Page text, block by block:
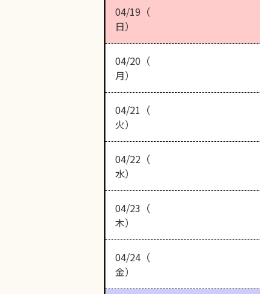
04/19（
日）
04/20（
月）
04/21（
火）
04/22（
水）
04/23（
木）
04/24（
金）